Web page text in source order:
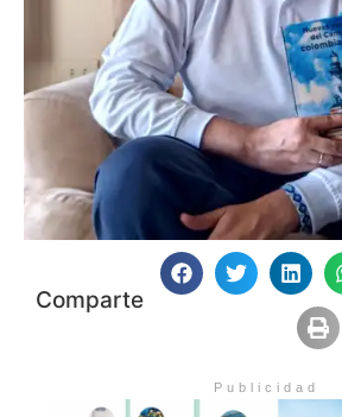
Comparte
Publicidad